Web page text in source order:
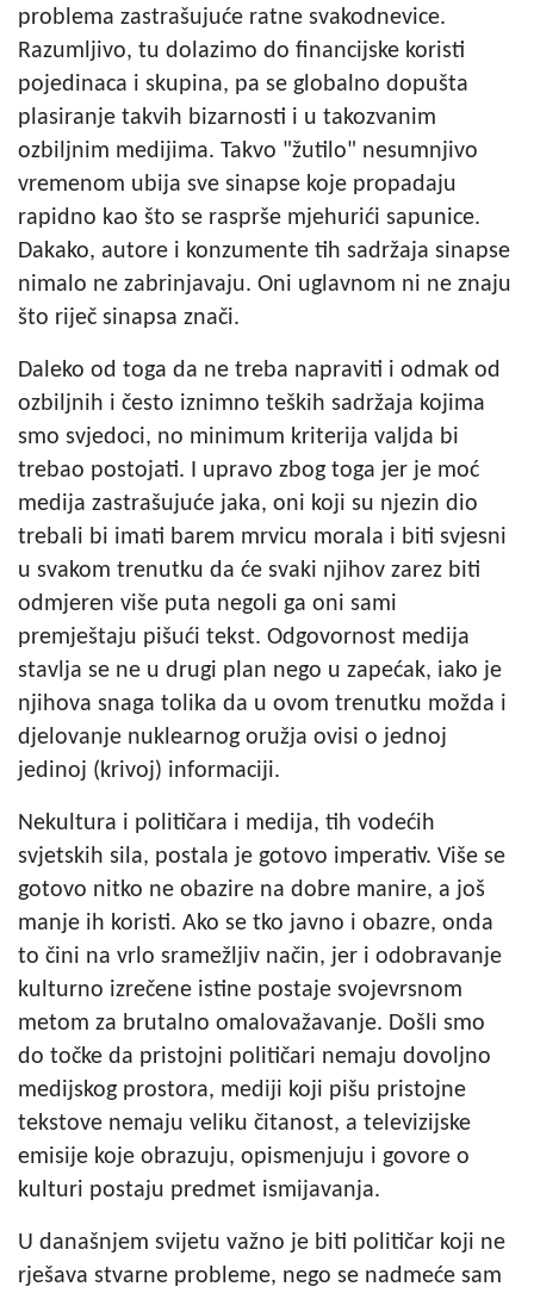
problema zastrašujuće ratne svakodnevice.
Razumljivo, tu dolazimo do financijske koristi
pojedinaca i skupina, pa se globalno dopušta
plasiranje takvih bizarnosti i u takozvanim
ozbiljnim medijima. Takvo "žutilo" nesumnjivo
vremenom ubija sve sinapse koje propadaju
rapidno kao što se rasprše mjehurići sapunice.
Dakako, autore i konzumente tih sadržaja sinapse
nimalo ne zabrinjavaju. Oni uglavnom ni ne znaju
što riječ sinapsa znači.
Daleko od toga da ne treba napraviti i odmak od
ozbiljnih i često iznimno teških sadržaja kojima
smo svjedoci, no minimum kriterija valjda bi
trebao postojati. I upravo zbog toga jer je moć
medija zastrašujuće jaka, oni koji su njezin dio
trebali bi imati barem mrvicu morala i biti svjesni
u svakom trenutku da će svaki njihov zarez biti
odmjeren više puta negoli ga oni sami
premještaju pišući tekst. Odgovornost medija
stavlja se ne u drugi plan nego u zapećak, iako je
njihova snaga tolika da u ovom trenutku možda i
djelovanje nuklearnog oružja ovisi o jednoj
jedinoj (krivoj) informaciji.
Nekultura i političara i medija, tih vodećih
svjetskih sila, postala je gotovo imperativ. Više se
gotovo nitko ne obazire na dobre manire, a još
manje ih koristi. Ako se tko javno i obazre, onda
to čini na vrlo sramežljiv način, jer i odobravanje
kulturno izrečene istine postaje svojevrsnom
metom za brutalno omalovažavanje. Došli smo
do točke da pristojni političari nemaju dovoljno
medijskog prostora, mediji koji pišu pristojne
tekstove nemaju veliku čitanost, a televizijske
emisije koje obrazuju, opismenjuju i govore o
kulturi postaju predmet ismijavanja.
U današnjem svijetu važno je biti političar koji ne
rješava stvarne probleme, nego se nadmeće sam